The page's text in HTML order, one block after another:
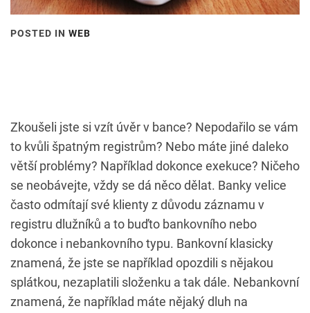
POSTED IN WEB
Zkoušeli jste si vzít úvěr v bance? Nepodařilo se vám
to kvůli špatným registrům? Nebo máte jiné daleko
větší problémy? Například dokonce exekuce? Ničeho
se neobávejte, vždy se dá něco dělat. Banky velice
často odmítají své klienty z důvodu záznamu v
registru dlužníků a to buďto bankovního nebo
dokonce i nebankovního typu. Bankovní klasicky
znamená, že jste se například opozdili s nějakou
splátkou, nezaplatili složenku a tak dále. Nebankovní
znamená, že například máte nějaký dluh na